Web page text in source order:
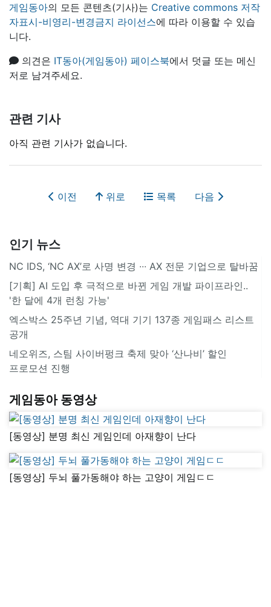
게임동아의 모든 콘텐츠(기사)는 Creative commons 저작
자표시-비영리-변경금지 라이선스에 따라 이용할 수 있습
니다.
의견은 IT동아(게임동아) 페이스북에서 덧글 또는 메신
저로 남겨주세요.
관련 기사
아직 관련 기사가 없습니다.
이전 위로 목록 다음
인기 뉴스
NC IDS, ‘NC AX’로 사명 변경 ∙∙∙ AX 전문 기업으로 탈바꿈
[기획] AI 도입 후 극적으로 바뀐 게임 개발 파이프라인..
'한 달에 4개 런칭 가능'
엑스박스 25주년 기념, 역대 기기 137종 게임패스 리스트
공개
네오위즈, 스팀 사이버펑크 축제 맞아 ‘산나비’ 할인
프로모션 진행
게임동아 동영상
[동영상] 분명 최신 게임인데 아재향이 난다
[동영상] 두뇌 풀가동해야 하는 고양이 게임ㄷㄷ